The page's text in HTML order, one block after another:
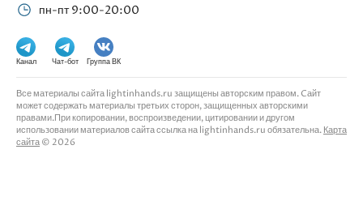
пн-пт 9:00-20:00
Канал Чат-бот Группа ВК
Все материалы сайта lightinhands.ru защищены авторским правом. Cайт
может содержать материалы третьих сторон, защищенных авторскими
правами.При копировании, воспроизведении, цитировании и другом
использовании материалов сайта ссылка на lightinhands.ru обязательна. Карта
сайта © 2026